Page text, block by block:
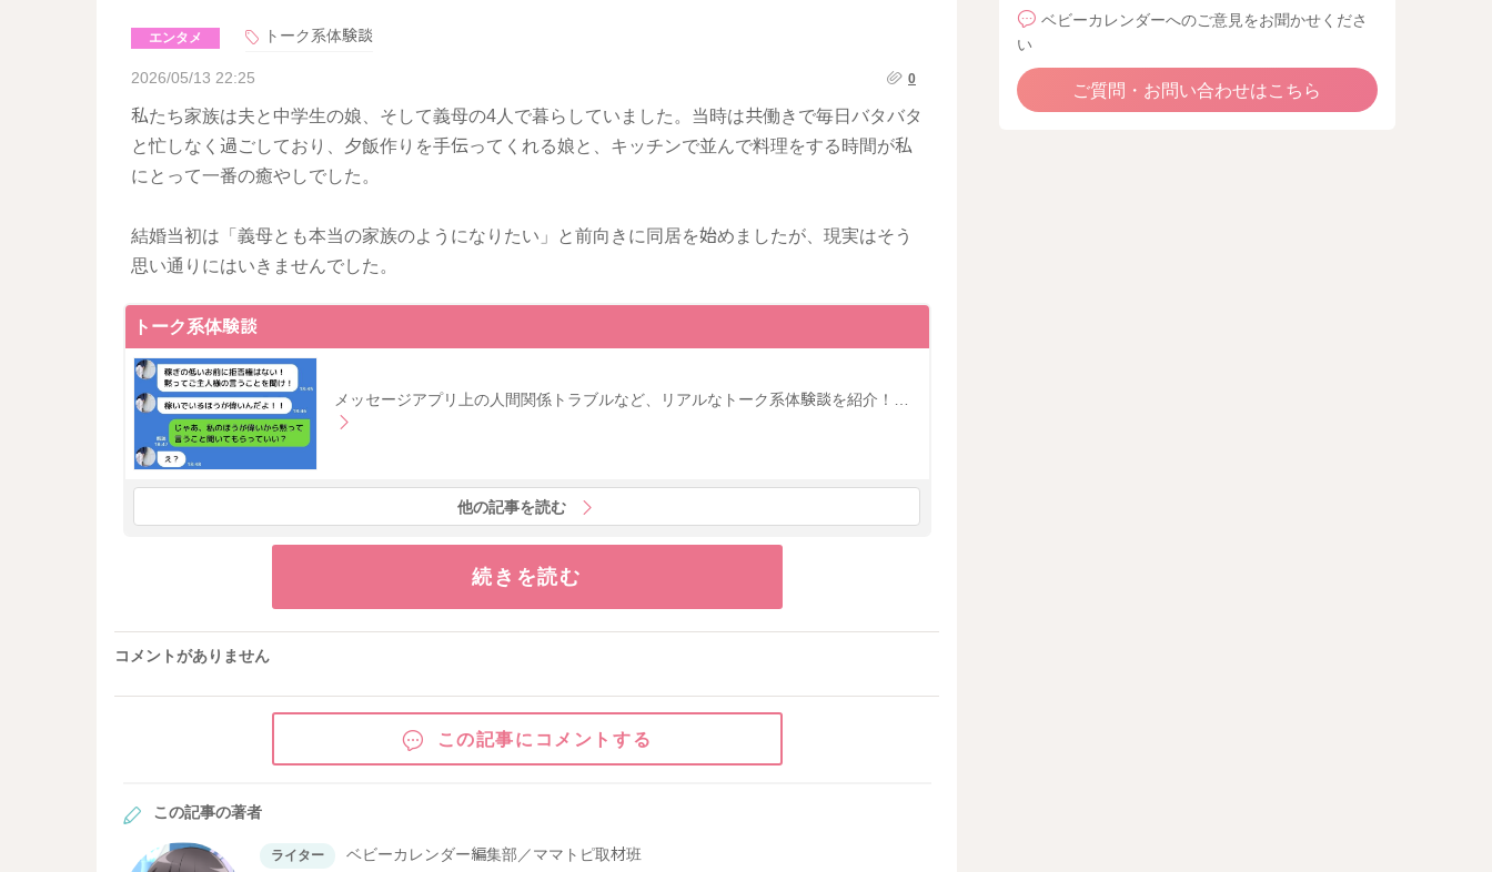
エンタメ トーク系体験談
2026/05/13 22:25 0
私たち家族は夫と中学生の娘、そして義母の4人で暮らしていました。当時は共働きで毎日バタバタ
と忙しなく過ごしており、夕飯作りを手伝ってくれる娘と、キッチンで並んで料理をする時間が私
にとって一番の癒やしでした。
結婚当初は「義母とも本当の家族のようになりたい」と前向きに同居を始めましたが、現実はそう
思い通りにはいきませんでした。
トーク系体験談
メッセージアプリ上の人間関係トラブルなど、リアルなトーク系体験談を紹介！…
他の記事を読む
続きを読む
コメントがありません
この記事にコメントする
この記事の著者
ライター ベビーカレンダー編集部／ママトピ取材班
ベビーカレンダーへのご意見をお聞かせくださ
い
ご質問・お問い合わせはこちら